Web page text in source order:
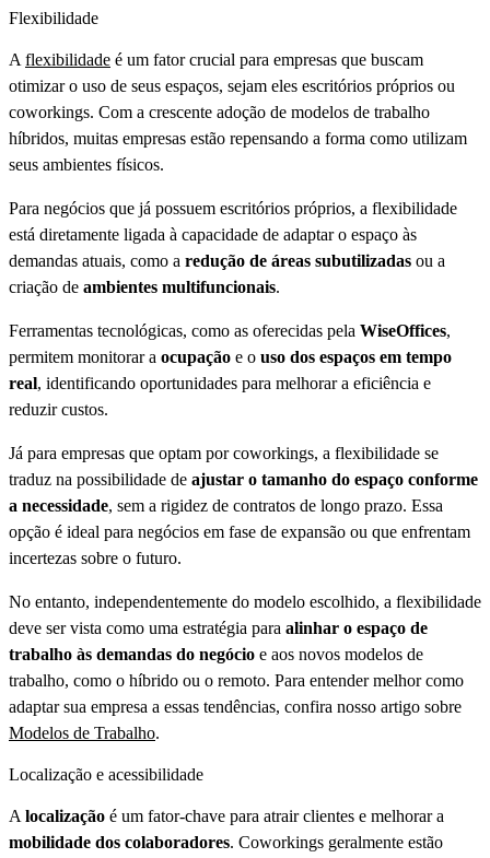
Flexibilidade
A flexibilidade é um fator crucial para empresas que buscam
otimizar o uso de seus espaços, sejam eles escritórios próprios ou
coworkings. Com a crescente adoção de modelos de trabalho
híbridos, muitas empresas estão repensando a forma como utilizam
seus ambientes físicos.
Para negócios que já possuem escritórios próprios, a flexibilidade
está diretamente ligada à capacidade de adaptar o espaço às
demandas atuais, como a redução de áreas subutilizadas ou a
criação de ambientes multifuncionais.
Ferramentas tecnológicas, como as oferecidas pela WiseOffices,
permitem monitorar a ocupação e o uso dos espaços em tempo
real, identificando oportunidades para melhorar a eficiência e
reduzir custos.
Já para empresas que optam por coworkings, a flexibilidade se
traduz na possibilidade de ajustar o tamanho do espaço conforme
a necessidade, sem a rigidez de contratos de longo prazo. Essa
opção é ideal para negócios em fase de expansão ou que enfrentam
incertezas sobre o futuro.
No entanto, independentemente do modelo escolhido, a flexibilidade
deve ser vista como uma estratégia para alinhar o espaço de
trabalho às demandas do negócio e aos novos modelos de
trabalho, como o híbrido ou o remoto. Para entender melhor como
adaptar sua empresa a essas tendências, confira nosso artigo sobre
Modelos de Trabalho.
Localização e acessibilidade
A localização é um fator-chave para atrair clientes e melhorar a
mobilidade dos colaboradores. Coworkings geralmente estão